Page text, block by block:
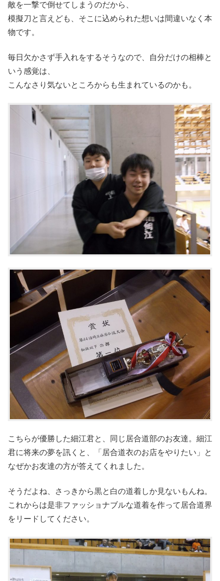
敵を一撃で倒せてしまうのだから、
模擬刀と言えども、そこに込められた想いは間違いなく本
物です。
毎日欠かさず手入れをするそうなので、自分だけの相棒と
いう感覚は、
こんなさり気ないところからも生まれているのかも。
こちらが優勝した細江君と、同じ居合道部のお友達。細江
君に将来の夢を訊くと、「居合道衣のお店をやりたい」と
なぜかお友達の方が答えてくれました。
そうだよね、さっきから黒と白の道着しか見ないもんね。
これからは是非ファッショナブルな道着を作って居合道界
をリードしてください。